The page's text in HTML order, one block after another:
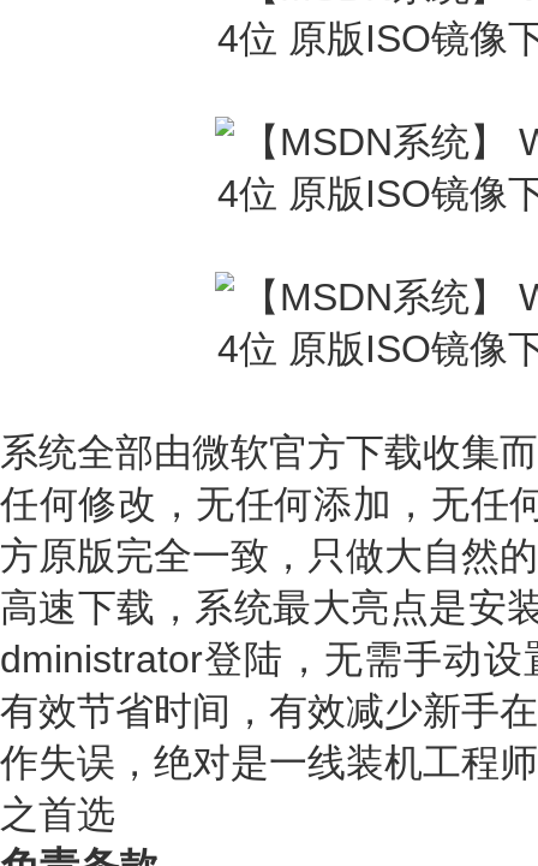
系统全部由微软官方下载收集
任何修改，无任何添加，无任
方原版完全一致，只做大自然
高速下载，系统最大亮点是安
dministrator登陆，无需手动
有效节省时间，有效减少新手
作失误，绝对是一线装机工程
之首选